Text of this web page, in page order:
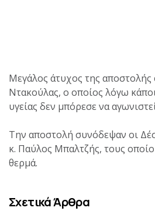
Μεγάλος άτυχος της αποστολής
Ντακούλας, ο οποίος λόγω
υγείας δεν μπόρεσε να
Την αποστολή συνόδεψαν οι
κ. Παύλος Μπαλτζής, τους
θερμά.
Σχετικά Άρθρα